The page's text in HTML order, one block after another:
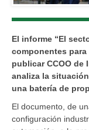
El informe “El
componentes
publicar CCOO
analiza la
una batería de
El documento, de
configuración